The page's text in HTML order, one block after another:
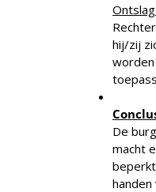
hij/zij
De
macht